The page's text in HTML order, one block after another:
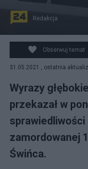
Minister
Redakcja
Obserwuj temat
31.05.2021 , ostatnia
Wyrazy
przekazał w
zamordowanej
Świńca.